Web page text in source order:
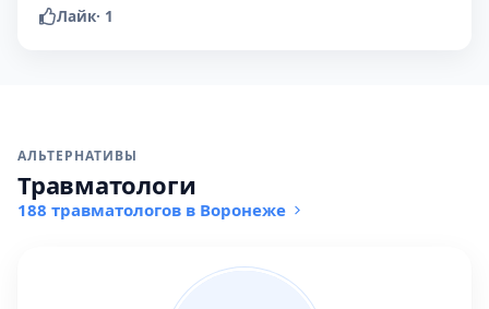
Лайк· 1
АЛЬТЕРНАТИВЫ
Травматологи
188 травматологов в Воронеже